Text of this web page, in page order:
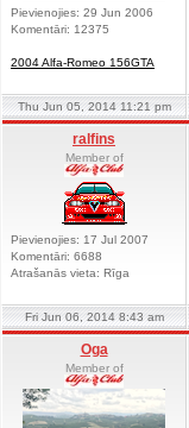
Pievienojies: 29 Jun 2006
Komentāri: 12375
2004 Alfa-Romeo 156GTA
Thu Jun 05, 2014 11:21 pm
ralfins
Member of
Pievienojies: 17 Jul 2007
Komentāri: 6688
Atrašanās vieta: Rīga
Fri Jun 06, 2014 8:43 am
Oga
Member of